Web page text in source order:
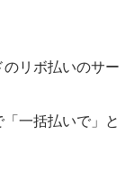
リボ払いのサー
一括払いで」と